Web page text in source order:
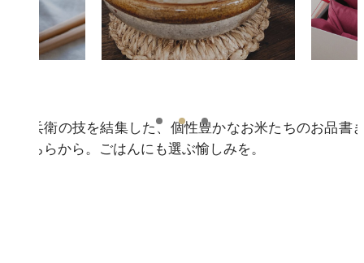
儀兵衛のカレー
お米へのこだわり
お米の炊き方
儀兵衛の技を結集した、個性豊かなお米たちのお品書
こちらから。ごはんにも選ぶ愉しみを。